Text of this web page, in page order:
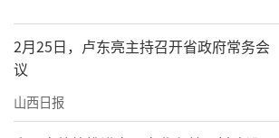
2月25日，卢东亮主持召开省政府常务会
议
山西日报